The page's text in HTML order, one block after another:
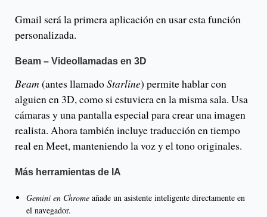
Gmail será la primera aplicación en usar esta función
personalizada.
Beam – Videollamadas en 3D
Beam (antes llamadoStarline) permite hablar con
alguien en 3D, como si estuviera en la misma sala. Usa
cámaras y una pantalla especial para crear una imagen
realista. Ahora también incluye traducción en tiempo
real en Meet, manteniendo la voz y el tono originales.
Más herramientas de IA
Gemini en Chrome añade un asistente inteligente directamente en
el navegador.